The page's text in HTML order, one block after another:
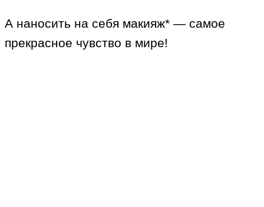
А наносить на себя макияж* — самое
прекрасное чувство в мире!